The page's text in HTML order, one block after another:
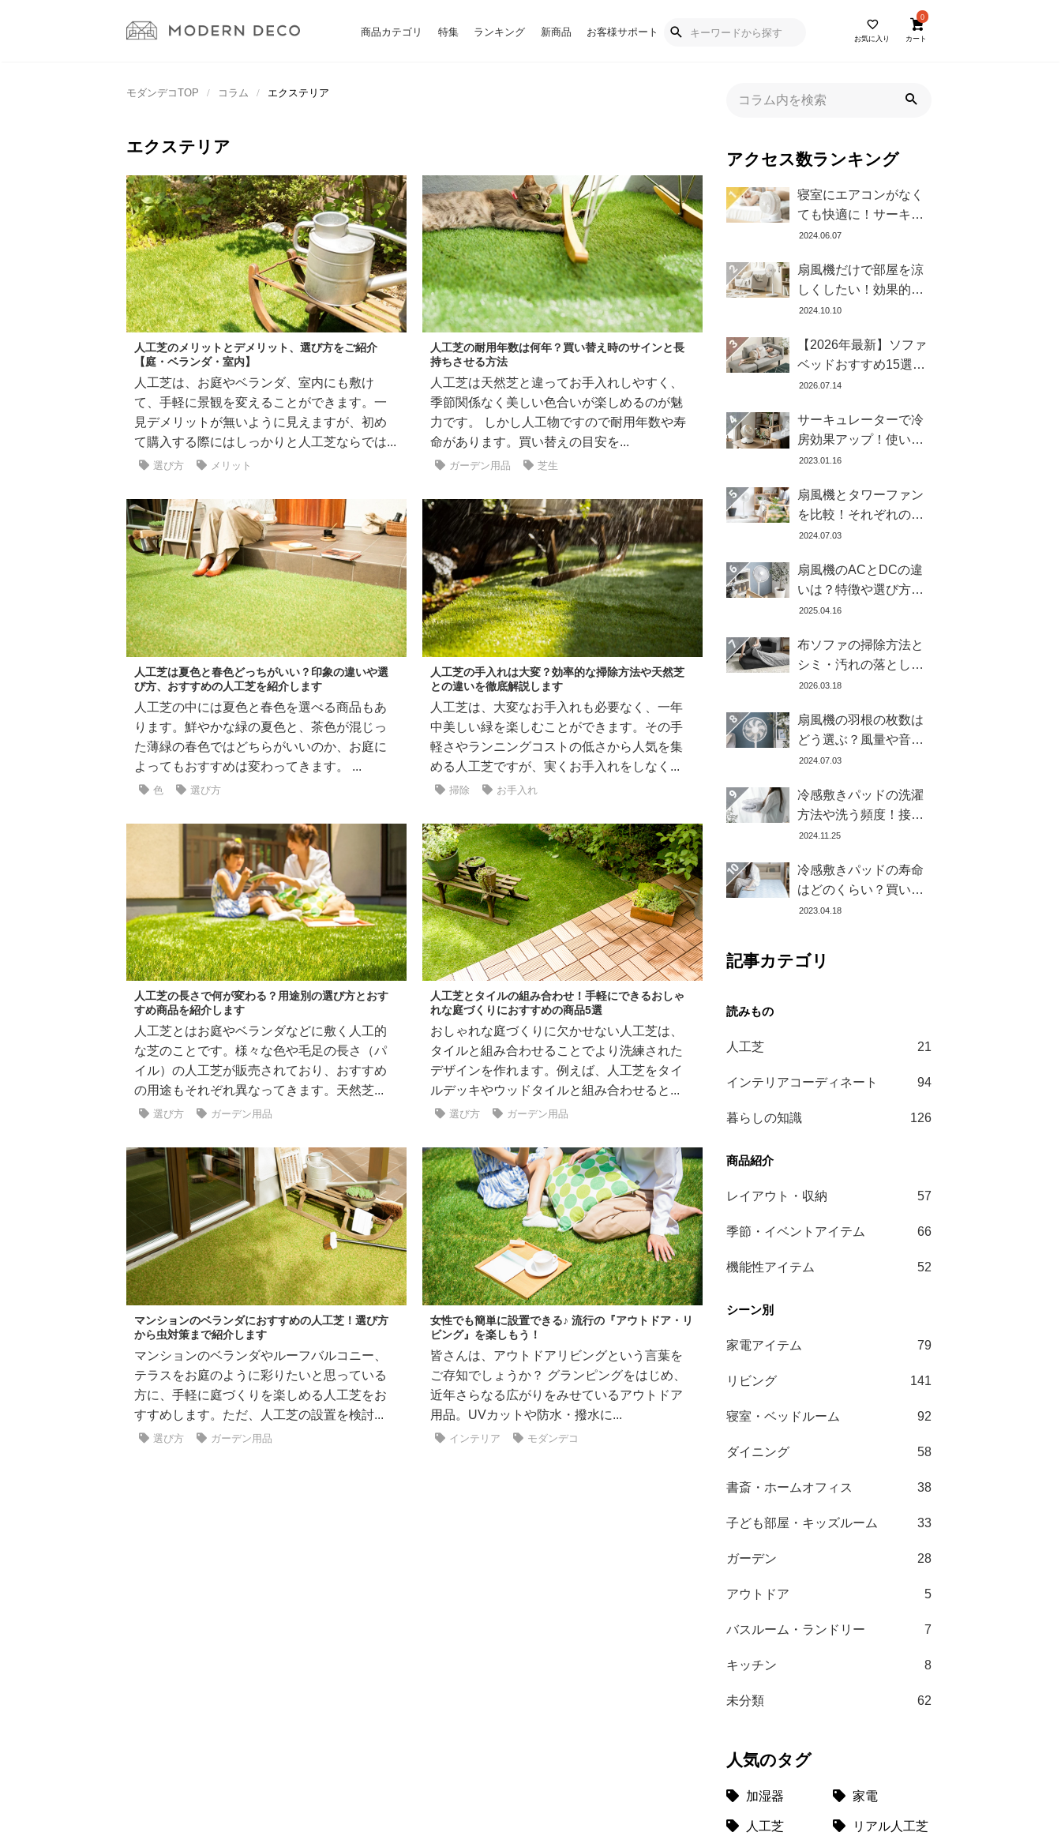
商品カテゴリ 特集 ランキング 新商品 お客様サポート
お気に入り
0
カート
モダンデコTOP コラム エクステリア
エクステリア
人工芝のメリットとデメリット、選び方をご紹介
【庭・ベランダ・室内】
人工芝は、お庭やベランダ、室内にも敷け
て、手軽に景観を変えることができます。一
見デメリットが無いように見えますが、初め
て購入する際にはしっかりと人工芝ならでは...
選び方 メリット
人工芝の耐用年数は何年？買い替え時のサインと長
持ちさせる方法
人工芝は天然芝と違ってお手入れしやすく、
季節関係なく美しい色合いが楽しめるのが魅
力です。 しかし人工物ですので耐用年数や寿
命があります。買い替えの目安を...
ガーデン用品 芝生
人工芝は夏色と春色どっちがいい？印象の違いや選
び方、おすすめの人工芝を紹介します
人工芝の中には夏色と春色を選べる商品もあ
ります。鮮やかな緑の夏色と、茶色が混じっ
た薄緑の春色ではどちらがいいのか、お庭に
よってもおすすめは変わってきます。 ...
色 選び方
人工芝の手入れは大変？効率的な掃除方法や天然芝
との違いを徹底解説します
人工芝は、大変なお手入れも必要なく、一年
中美しい緑を楽しむことができます。その手
軽さやランニングコストの低さから人気を集
める人工芝ですが、実くお手入れをしなく...
掃除 お手入れ
人工芝の長さで何が変わる？用途別の選び方とおす
すめ商品を紹介します
人工芝とはお庭やベランダなどに敷く人工的
な芝のことです。様々な色や毛足の長さ（パ
イル）の人工芝が販売されており、おすすめ
の用途もそれぞれ異なってきます。天然芝...
選び方 ガーデン用品
人工芝とタイルの組み合わせ！手軽にできるおしゃ
れな庭づくりにおすすめの商品5選
おしゃれな庭づくりに欠かせない人工芝は、
タイルと組み合わせることでより洗練された
デザインを作れます。例えば、人工芝をタイ
ルデッキやウッドタイルと組み合わせると...
選び方 ガーデン用品
マンションのベランダにおすすめの人工芝！選び方
から虫対策まで紹介します
マンションのベランダやルーフバルコニー、
テラスをお庭のように彩りたいと思っている
方に、手軽に庭づくりを楽しめる人工芝をお
すすめします。ただ、人工芝の設置を検討...
選び方 ガーデン用品
女性でも簡単に設置できる♪ 流行の『アウトドア・リ
ビング』を楽しもう！
皆さんは、アウトドアリビングという言葉を
ご存知でしょうか？ グランピングをはじめ、
近年さらなる広がりをみせているアウトドア
用品。UVカットや防水・撥水に...
インテリア モダンデコ
アクセス数ランキング
寝室にエアコンがなく
ても快適に！サーキュ
レーターの効果的な使
2024.06.07
扇風機だけで部屋を涼
しくしたい！効果的な
置き方とおすすめ商品
2024.10.10
【2026年最新】ソファ
ベッドおすすめ15選！
寝心地で失敗しない選
2026.07.14
サーキュレーターで冷
房効果アップ！使い
方・置き場所・風向き
2023.01.16
扇風機とタワーファン
を比較！それぞれの特
徴とメリット・デメリ
2024.07.03
扇風機のACとDCの違
いは？特徴や選び方、
どちらが良いかを徹底
2025.04.16
布ソファの掃除方法と
シミ・汚れの落とし方
を解説【自分ででき
2026.03.18
扇風機の羽根の枚数は
どう選ぶ？風量や音の
違いとおすすめ商品7選
2024.07.03
冷感敷きパッドの洗濯
方法や洗う頻度！接触
冷感の効果を下げない
ます
2024.11.25
冷感敷きパッドの寿命
はどのくらい？買い替
え時を見極める方法と
2023.04.18
記事カテゴリ
人工芝 21
インテリアコーディネート 94
暮らしの知識 126
レイアウト・収納 57
季節・イベントアイテム 66
機能性アイテム 52
家電アイテム 79
リビング 141
寝室・ベッドルーム 92
ダイニング 58
書斎・ホームオフィス 38
子ども部屋・キッズルーム 33
ガーデン 28
アウトドア 5
バスルーム・ランドリー 7
キッチン 8
未分類 62
人気のタグ
加湿器 家電
人工芝 リアル人工芝